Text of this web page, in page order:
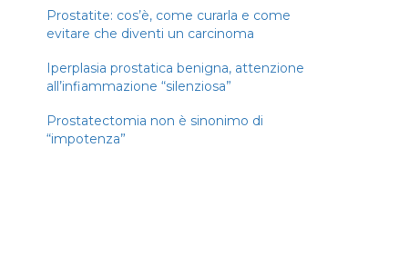
Prostatite: cos’è, come curarla e come
evitare che diventi un carcinoma
Iperplasia prostatica benigna, attenzione
all’infiammazione “silenziosa”
Prostatectomia non è sinonimo di
“impotenza”